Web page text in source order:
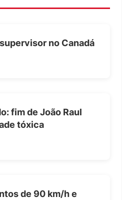
no Canadá
fim de João Raul
tóxica
de 90 km/h e